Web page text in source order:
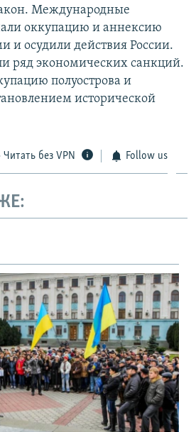
Международные
оккупацию и аннексию
и осудили действия России.
ряд экономических санкций.
полуострова и
исторической
Читать без VPN Follow us